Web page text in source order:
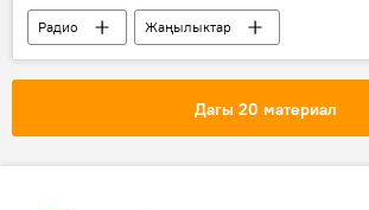
Радио
Жаңылыктар
электр энергиясы
техника акы
Дагы 20 материал